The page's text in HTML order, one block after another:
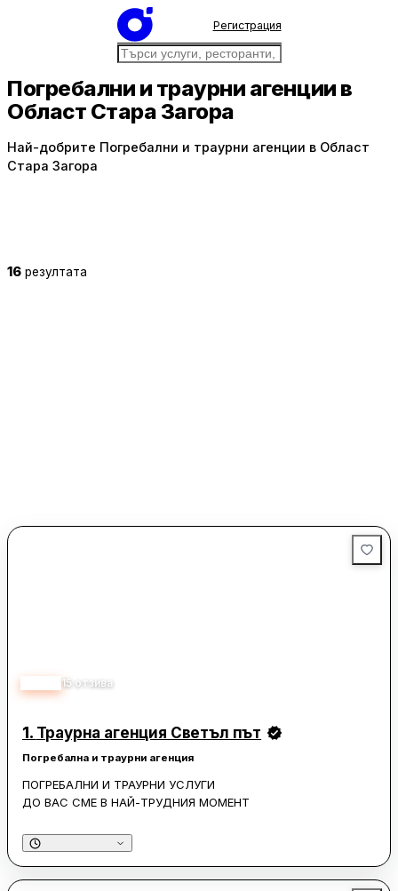
Регистрация
Погребални и траурни агенции в
Област Стара Загора
Най-добрите Погребални и траурни агенции в Област
Стара Загора
16 резултата
15 отзива
1. Траурна агенция Светъл път
Погребална и траурни агенция
ПОГРЕБАЛНИ И ТРАУРНИ УСЛУГИ
ДО ВАС СМЕ В НАЙ-ТРУДНИЯ МОМЕНТ